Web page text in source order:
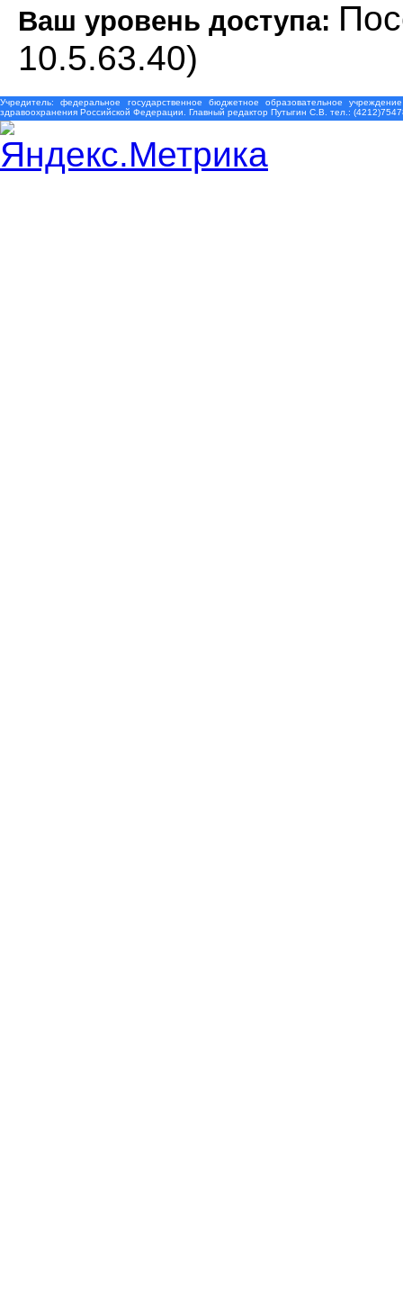
Ваш уровень доступа:
10.5.63.40)
Учредитель: федеральное государственное бюджетное образовательное
здравоохранения Российской Федерации. Главный редактор Путыгин С.В. тел.: